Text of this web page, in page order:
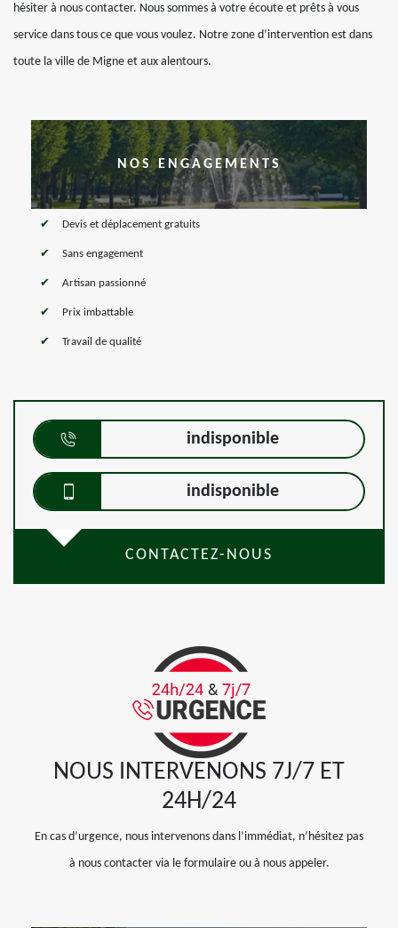
hésiter à nous contacter. Nous sommes à votre écoute et prêts à vous
service dans tous ce que vous voulez. Notre zone d’intervention est dans
toute la ville de Migne et aux alentours.
NOS ENGAGEMENTS
Devis et déplacement gratuits
Sans engagement
Artisan passionné
Prix imbattable
Travail de qualité
indisponible
indisponible
CONTACTEZ-NOUS
NOUS INTERVENONS 7J/7 ET
24H/24
En cas d’urgence, nous intervenons dans l’immédiat, n’hésitez pas
à nous contacter via le formulaire ou à nous appeler.